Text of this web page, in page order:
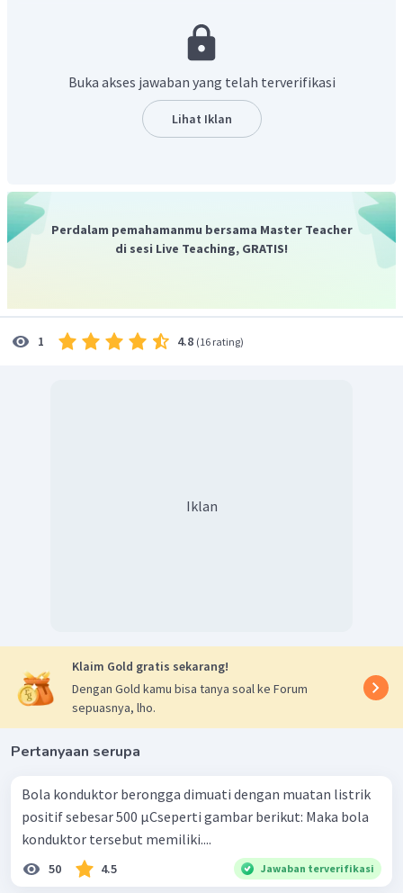
Buka akses jawaban yang telah terverifikasi
Lihat Iklan
Perdalam pemahamanmu bersama Master Teacher
di sesi Live Teaching, GRATIS!
1 4.8 (16 rating)
Iklan
Klaim Gold gratis sekarang!
Dengan Gold kamu bisa tanya soal ke Forum
sepuasnya, lho.
Pertanyaan serupa
Bola konduktor berongga dimuati dengan muatan listrik
positif sebesar 500 µCseperti gambar berikut: Maka bola
konduktor tersebut memiliki....
50 4.5 Jawaban terverifikasi